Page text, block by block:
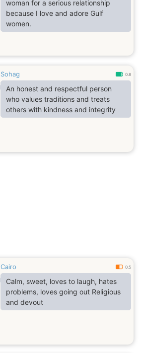
woman for a serious relationship
because I love and adore Gulf
women.
Sohag 0.8
An honest and respectful person
who values traditions and treats
others with kindness and integrity
Cairo 0.5
Calm, sweet, loves to laugh, hates
problems, loves going out Religious
and devout